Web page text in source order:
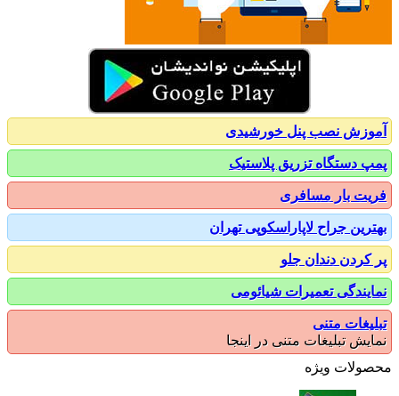
نصب پنل خورشیدی
دستگاه تزریق پلاستیک
بار مسافری
جراح لاپاراسکوپی تهران
دندان جلو
تعمیرات شیائومی
متنی
تبلیغات متنی در اینجا
ویژه